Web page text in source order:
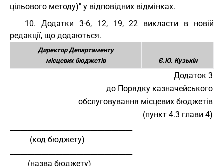
цільового методу)" у відповідних відмінках.
10. Додатки 3-6, 12, 19, 22 викласти в новій
редакції, що додаються.
Директор Департаменту
місцевих бюджетів
Є.Ю. Кузькін
Додаток 3
до Порядку казначейського
обслуговування місцевих бюджетів
(пункт 4.3 глави 4)
          (код бюджету)
         (назва бюджету)